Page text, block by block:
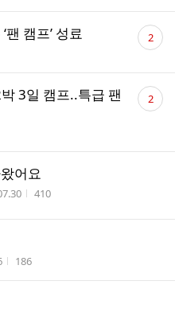
팬 캠프’ 성료
댓
글 2
3일 캠프..특급 팬
댓
글 2
어요
시간 조회수
410
조회수
186